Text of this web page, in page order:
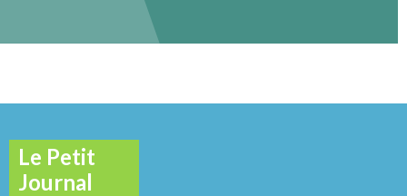
Le Petit
Journal